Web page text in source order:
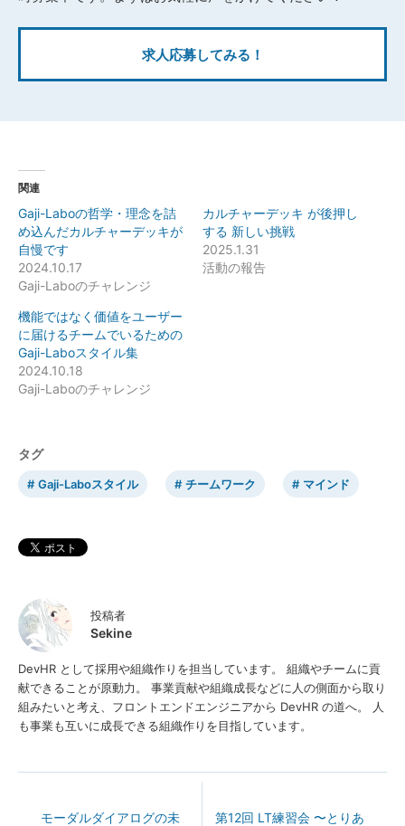
求人応募してみる！
関連
Gaji-Laboの哲学・理念を詰
め込んだカルチャーデッキが
自慢です
2024.10.17
Gaji-Laboのチャレンジ
カルチャーデッキ が後押し
する 新しい挑戦
2025.1.31
活動の報告
機能ではなく価値をユーザー
に届けるチームでいるための
Gaji-Laboスタイル集
2024.10.18
Gaji-Laboのチャレンジ
タグ
Gaji-Laboスタイル チームワーク マインド
投稿者
Sekine
DevHR として採用や組織作りを担当しています。 組織やチームに貢
献できることが原動力。 事業貢献や組織成長などに人の側面から取り
組みたいと考え、フロントエンドエンジニアから DevHR の道へ。 人
も事業も互いに成長できる組織作りを目指しています。
モーダルダイアログの未
第12回 LT練習会 〜とりあ